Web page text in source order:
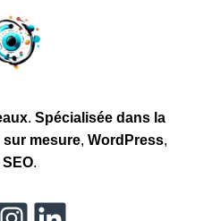
. Spécialisée dans la
sur mesure, WordPress,
SEO.